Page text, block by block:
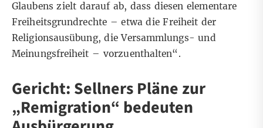
Glaubens zielt darauf ab, dass diesen elementare
Freiheitsgrundrechte – etwa die Freiheit der
Religionsausübung, die Versammlungs- und
Meinungsfreiheit – vorzuenthalten“.
Gericht: Sellners Pläne zur
„Remigration“ bedeuten